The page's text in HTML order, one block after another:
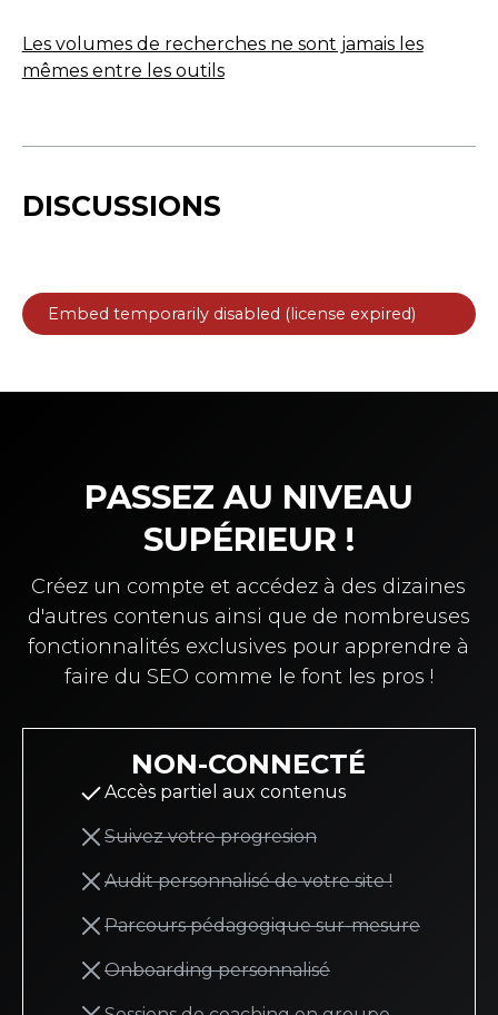
Les volumes de recherches ne sont jamais les
mêmes entre les outils
DISCUSSIONS
PASSEZ AU NIVEAU
SUPÉRIEUR !
Créez un compte et accédez à des dizaines
d'autres contenus ainsi que de nombreuses
fonctionnalités exclusives pour apprendre à
faire du SEO comme le font les pros !
NON-CONNECTÉ
Accès partiel aux contenus
Suivez votre progresion
Audit personnalisé de votre site !
Parcours pédagogique sur-mesure
Onboarding personnalisé